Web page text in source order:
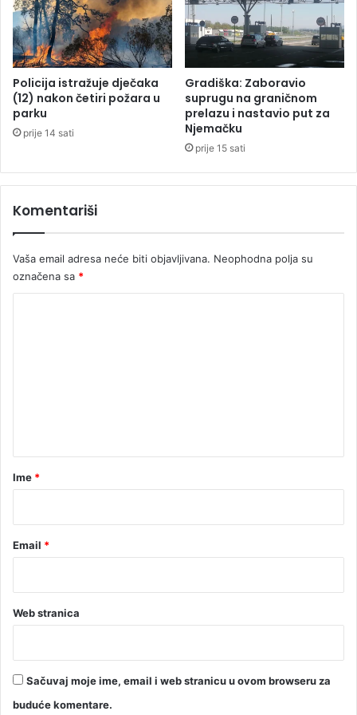
e
r
e
b
e
z
b
j
s
Policija istražuje dječaka
(12) nakon četiri požara u
parku
prije 14 sati
Gradiška: Zaboravio
suprugu na graničnom
prelazu i nastavio put za
Njemačku
prije 15 sati
Komentariši
Vaša email adresa neće biti objavljivana. Neophodna polja su
označena sa *
r
Ime *
Email *
Web stranica
Sačuvaj moje ime, email i web stranicu u ovom browseru za
buduće komentare.